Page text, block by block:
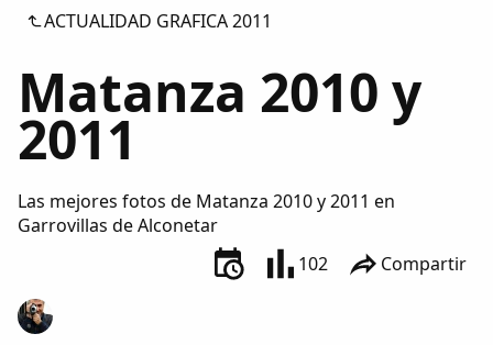
Periódico Alconétar
Foros
Idiosincrasia
ACTUALIDAD GRAFICA 2011
Matanza 2010 y
2011
Las mejores fotos de Matanza 2010 y 2011 en
Garrovillas de Alconetar
102
Compartir